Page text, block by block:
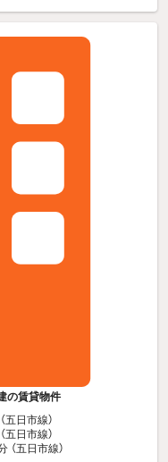
の賃貸物件
五日市線）
五日市線）
（五日市線）